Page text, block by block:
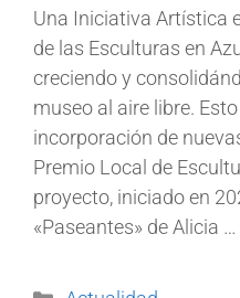
Una Iniciativa Artística
de las Esculturas en
creciendo y
museo al aire libre.
incorporación de
Premio Local de
proyecto, iniciado en
«Paseantes» de Alicia …